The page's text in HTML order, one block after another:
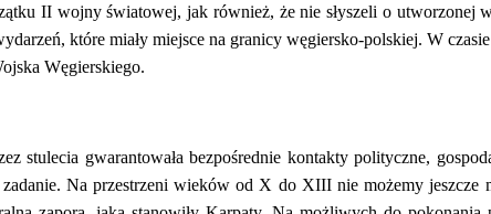
II wojny światowej, jak również, że nie słyszeli o
które miały miejsce na granicy węgiersko-polskiej. W
Węgierskiego.
stulecia gwarantowała bezpośrednie kontakty polityczne,
Na przestrzeni wieków od X do XIII nie możemy